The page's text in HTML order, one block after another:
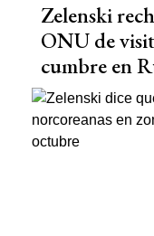
Zelenski
ONU de
cumbre en